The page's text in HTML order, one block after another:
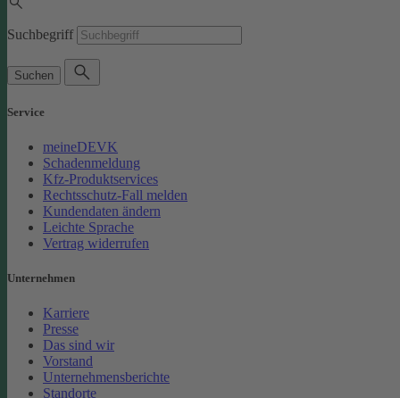
Suchbegriff
Suchen
Service
meineDEVK
Schadenmeldung
Kfz-Produktservices
Rechtsschutz-Fall melden
Kundendaten ändern
Leichte Sprache
Vertrag widerrufen
Unternehmen
Karriere
Presse
Das sind wir
Vorstand
Unternehmensberichte
Standorte